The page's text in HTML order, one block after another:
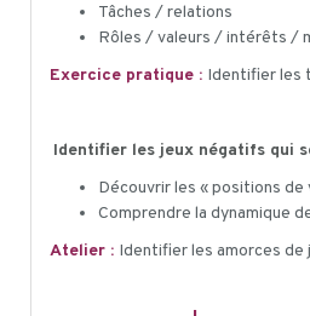
Tâches / relations
Rôles / valeurs / intérêts /
Exercice pratique : Identifier les
Identifier les jeux négatifs qui
Découvrir les « positions
Comprendre la dynamique
Atelier : Identifier les amorces de